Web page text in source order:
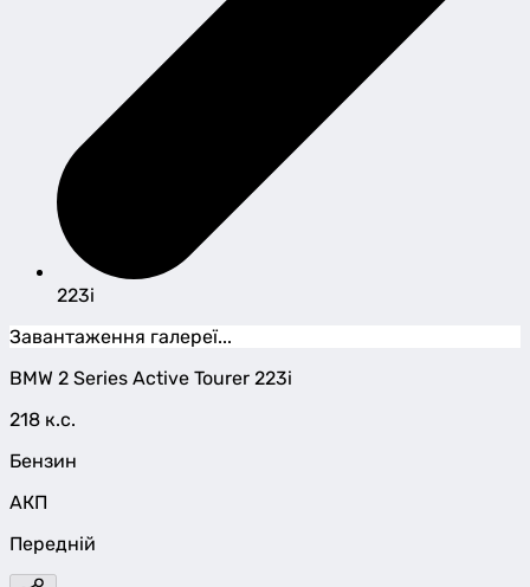
223i
Завантаження галереї...
BMW 2 Series Active Tourer 223i
218 к.с.
Бензин
АКП
Передній